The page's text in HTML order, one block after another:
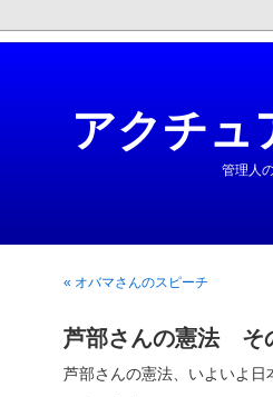
アクチュ
管理人
« オバマさんのスピーチ
芦部さんの憲法 そ
芦部さんの憲法、いよいよ